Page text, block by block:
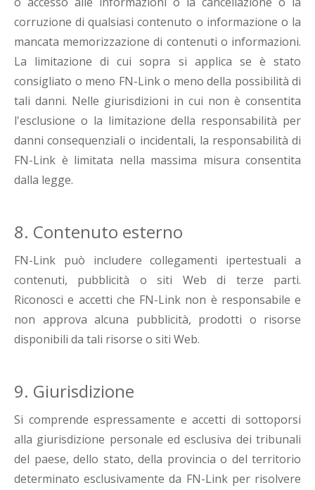
corruzione di qualsiasi contenuto o informazione o la
mancata memorizzazione di contenuti o informazioni.
La limitazione di cui sopra si applica se è stato
consigliato o meno FN-Link o meno della possibilità di
tali danni. Nelle giurisdizioni in cui non è consentita
l'esclusione o la limitazione della responsabilità per
danni consequenziali o incidentali, la responsabilità di
FN-Link è limitata nella massima misura consentita
dalla legge.
8. Contenuto esterno
FN-Link può includere collegamenti ipertestuali a
contenuti, pubblicità o siti Web di terze parti.
Riconosci e accetti che FN-Link non è responsabile e
non approva alcuna pubblicità, prodotti o risorse
disponibili da tali risorse o siti Web.
9. Giurisdizione
Si comprende espressamente e accetti di sottoporsi
alla giurisdizione personale ed esclusiva dei tribunali
del paese, dello stato, della provincia o del territorio
determinato esclusivamente da FN-Link per risolvere